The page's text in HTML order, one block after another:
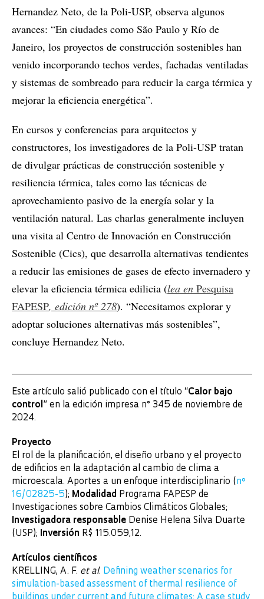
Hernandez Neto, de la Poli-USP, observa algunos
avances: “En ciudades como São Paulo y Río de
Janeiro, los proyectos de construcción sostenibles han
venido incorporando techos verdes, fachadas ventiladas
y sistemas de sombreado para reducir la carga térmica y
mejorar la eficiencia energética”.
En cursos y conferencias para arquitectos y
constructores, los investigadores de la Poli-USP tratan
de divulgar prácticas de construcción sostenible y
resiliencia térmica, tales como las técnicas de
aprovechamiento pasivo de la energía solar y la
ventilación natural. Las charlas generalmente incluyen
una visita al Centro de Innovación en Construcción
Sostenible (Cics), que desarrolla alternativas tendientes
a reducir las emisiones de gases de efecto invernadero y
elevar la eficiencia térmica edilicia (lea en Pesquisa
FAPESP, edición nº 278). “Necesitamos explorar y
adoptar soluciones alternativas más sostenibles”,
concluye Hernandez Neto.
Este artículo salió publicado con el título “Calor bajo
control ” en la edición impresa n° 345 de noviembre de
2024.
Proyecto
El rol de la planificación, el diseño urbano y el proyecto
de edificios en la adaptación al cambio de clima a
microescala. Aportes a un enfoque interdisciplinario ( nº
16/02825-5 ); Modalidad Programa FAPESP de
Investigaciones sobre Cambios Climáticos Globales;
Investigadora responsable Denise Helena Silva Duarte
(USP);
Inversión R$ 115.059,12.
Artículos científicos
KRELLING, A. F. et al. Defining weather scenarios for
simulation-based assessment of thermal resilience of